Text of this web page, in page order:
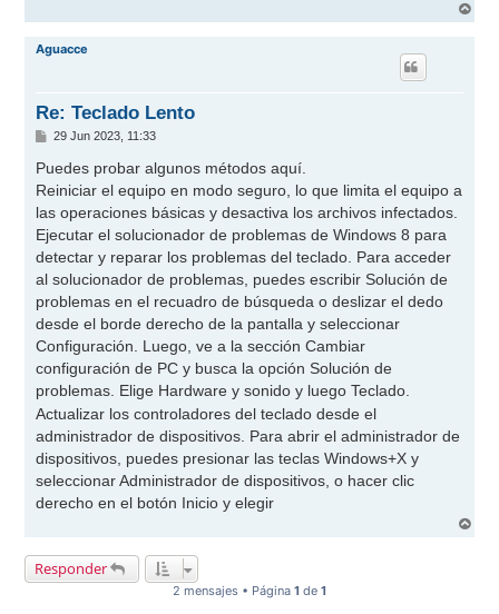
r
Aguacce
Re: Teclado Lento
M
n
s
a
e
29 Jun 2023, 11:33
Puedes probar algunos métodos aquí.
Reiniciar el equipo en modo seguro, lo que limita el equipo a
las operaciones básicas y desactiva los archivos infectados.
Ejecutar el solucionador de problemas de Windows 8 para
detectar y reparar los problemas del teclado. Para acceder
al solucionador de problemas, puedes escribir Solución de
problemas en el recuadro de búsqueda o deslizar el dedo
desde el borde derecho de la pantalla y seleccionar
Configuración. Luego, ve a la sección Cambiar
configuración de PC y busca la opción Solución de
problemas. Elige Hardware y sonido y luego Teclado.
Actualizar los controladores del teclado desde el
administrador de dispositivos. Para abrir el administrador de
dispositivos, puedes presionar las teclas Windows+X y
seleccionar Administrador de dispositivos, o hacer clic
derecho en el botón Inicio y elegir
Responder
2 mensajes • Página 1 de 1